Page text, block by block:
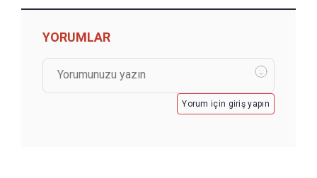
YORUMLAR
Yorum için giriş yapın